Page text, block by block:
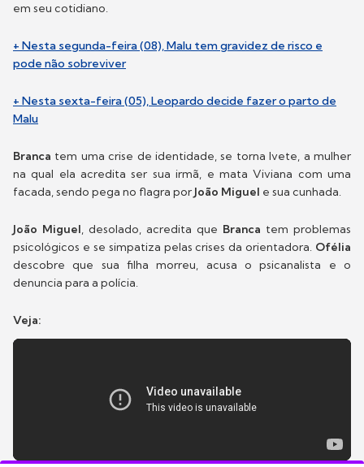
em seu cotidiano.
+ Nesta segunda-feira (08), Malu tem gravidez de risco e
pode não sobreviver
+ Nesta sexta-feira (05), Leopardo decide fazer o parto de
Malu
Branca tem uma crise de identidade, se torna Ivete, a mulher
na qual ela acredita ser sua irmã, e mata Viviana com uma
facada, sendo pega no flagra porJoão Miguel e sua cunhada.
João Miguel, desolado, acredita que Branca tem problemas
psicológicos e se simpatiza pelas crises da orientadora. Ofélia
descobre que sua filha morreu, acusa o psicanalista e o
denuncia para a polícia.
Veja: